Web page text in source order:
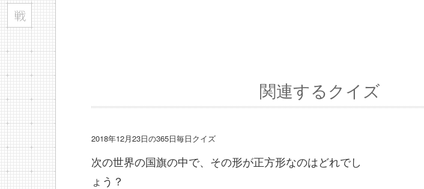
関連するクイズ
2018年12月23日の365日毎日クイズ
次の世界の国旗の中で、その形が正方形なのはどれでし
ょう？